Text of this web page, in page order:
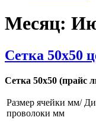
Месяц:
Сетка 50х50
Сетка 50х50 (прайс
Размер ячейки мм/
проволоки мм